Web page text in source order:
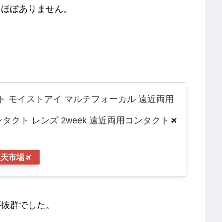
ぼありません。
モイストアイ マルチフォーカル 遠近両用
クト レンズ 2week 遠近両用コンタクト
市場
群でした。